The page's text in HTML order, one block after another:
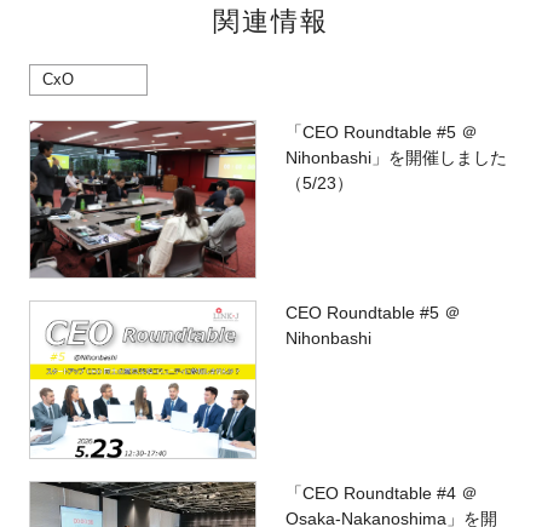
関連情報
CxO
「CEO Roundtable #5 ＠
Nihonbashi」を開催しました
（5/23）
CEO Roundtable #5 ＠
Nihonbashi
「CEO Roundtable #4 ＠
Osaka-Nakanoshima」を開